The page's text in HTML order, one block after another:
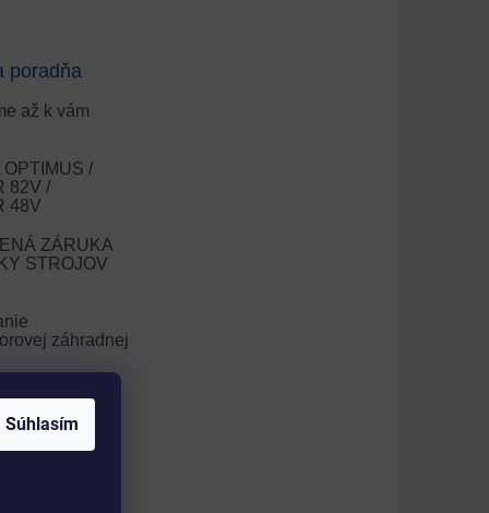
Súhlasím
poradňa
až k vám
/
82V /
48V
ZÁRUKA
STROJOV
záhradnej
trávnika